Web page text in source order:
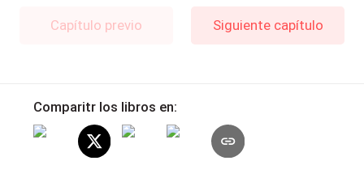
Capítulo previo Siguiente capítulo
Comparitr los libros en: